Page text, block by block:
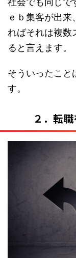
ｅｂ集客が出
ればそれは複数
ると言えます。
そういったこと
す。
２．転